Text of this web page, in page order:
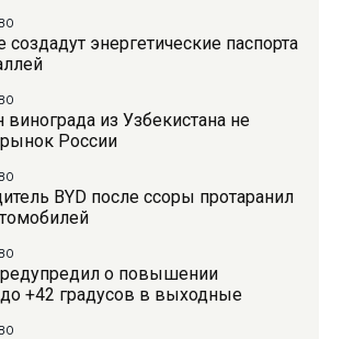
создадут энергетические паспорта
винограда из Узбекистана не
России
BYD после ссоры протаранил
о повышении
+42 градусов в выходные